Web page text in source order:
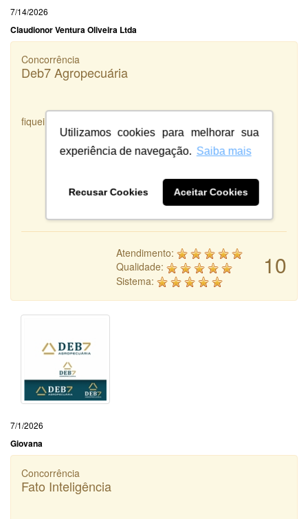
Utilizamos cookies para melhorar sua
experiência de navegação. Saiba mais
Recusar Cookies Aceitar Cookies
7/14/2026
Claudionor Ventura Oliveira Ltda
Concorrência
Deb7 Agropecuária
fiquei satisfeita com o serviço prestado
10
Atendimento:
Qualidade:
Sistema:
7/1/2026
Giovana
Concorrência
Fato Inteligência